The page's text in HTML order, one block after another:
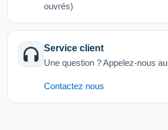
ouvrés)
Service client
Une question ? Appelez-nous au
Contactez nous